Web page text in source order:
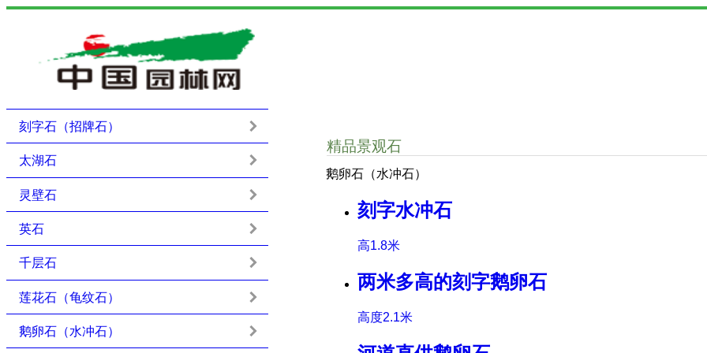
精品景观石
鹅卵石（水冲石）
刻字水冲石
高1.8米
两米多高的刻字鹅卵石
高度2.1米
刻字石（招牌石）
太湖石
灵壁石
英石
千层石
莲花石（龟纹石）
鹅卵石（水冲石）